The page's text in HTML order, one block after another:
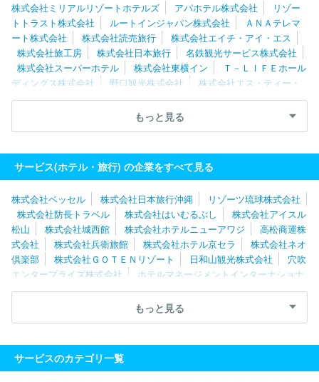
株式会社ミリアルリゾートホテルズ アパホテル株式会社
リゾー
トトラスト株式会社
ルートインジャパン株式会社
ＡＮＡテレマ
ート株式会社
株式会社読売旅行
株式会社エイチ・アイ・エス
株式会社旅工房
株式会社日本旅行
名鉄観光サービス株式会社
株式会社スーパーホテル
株式会社東横イン
Ｔ－ＬＩＦＥホール
ディングス株式会社
野口観光株式会社
株式会社エス・ティー・
ワールド
株式会社ＫＴＫ 株式会社浜友Ａ．Ｌ．
ロングライフ
株式会社阪急阪神ホテルズ
株式会社呉
竹荘
社ベルクラシック東京
株式会社兵衛旅館
株式会社京王プラザホ
テル
株式会社ツーリストアイチ 遠鉄観光開発株式会社
もっと見る
サービス(ホテル・旅行) の企業をすべて見る
株式会社ベッセル 株式会社日本旅行沖縄
リゾーツ琉球株式会社
株式会社防長トラベル
株式会社はいむるぶし
株式会社アイスル
松山
株式会社城西館 株式会社ホテルニューアワジ
高松商運株
式会社
株式会社兵衛旅館 株式会社ホテル京セラ
株式会社ネオ
倶楽部
株式会社ＧＯＴＥＮリゾート 日和山観光株式会社
穴吹
エンタープライズ株式会社
ホテルマネージメントインターナショナ
ル株式会社
株式会社夢舞台 株式会社西鉄ホテルズ
株式会社Ｒ
よろづや観光株式会社 株式会社加賀屋
株式会社青雲
荘
ーホテル
株式会社ツーリストアイチ 株式会社ホテル銀水荘
ロ
ングライフホールディング株式会社
もっと見る
サービスのカテゴリ一覧